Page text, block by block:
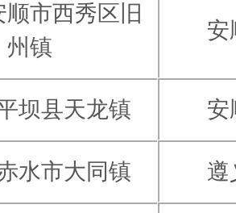
市西秀区旧
州镇
安
坝县天龙镇 安
水市大同镇 遵